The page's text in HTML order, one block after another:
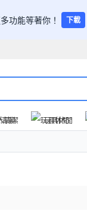
功能等著你！ 下載
清潔 玩具休閒